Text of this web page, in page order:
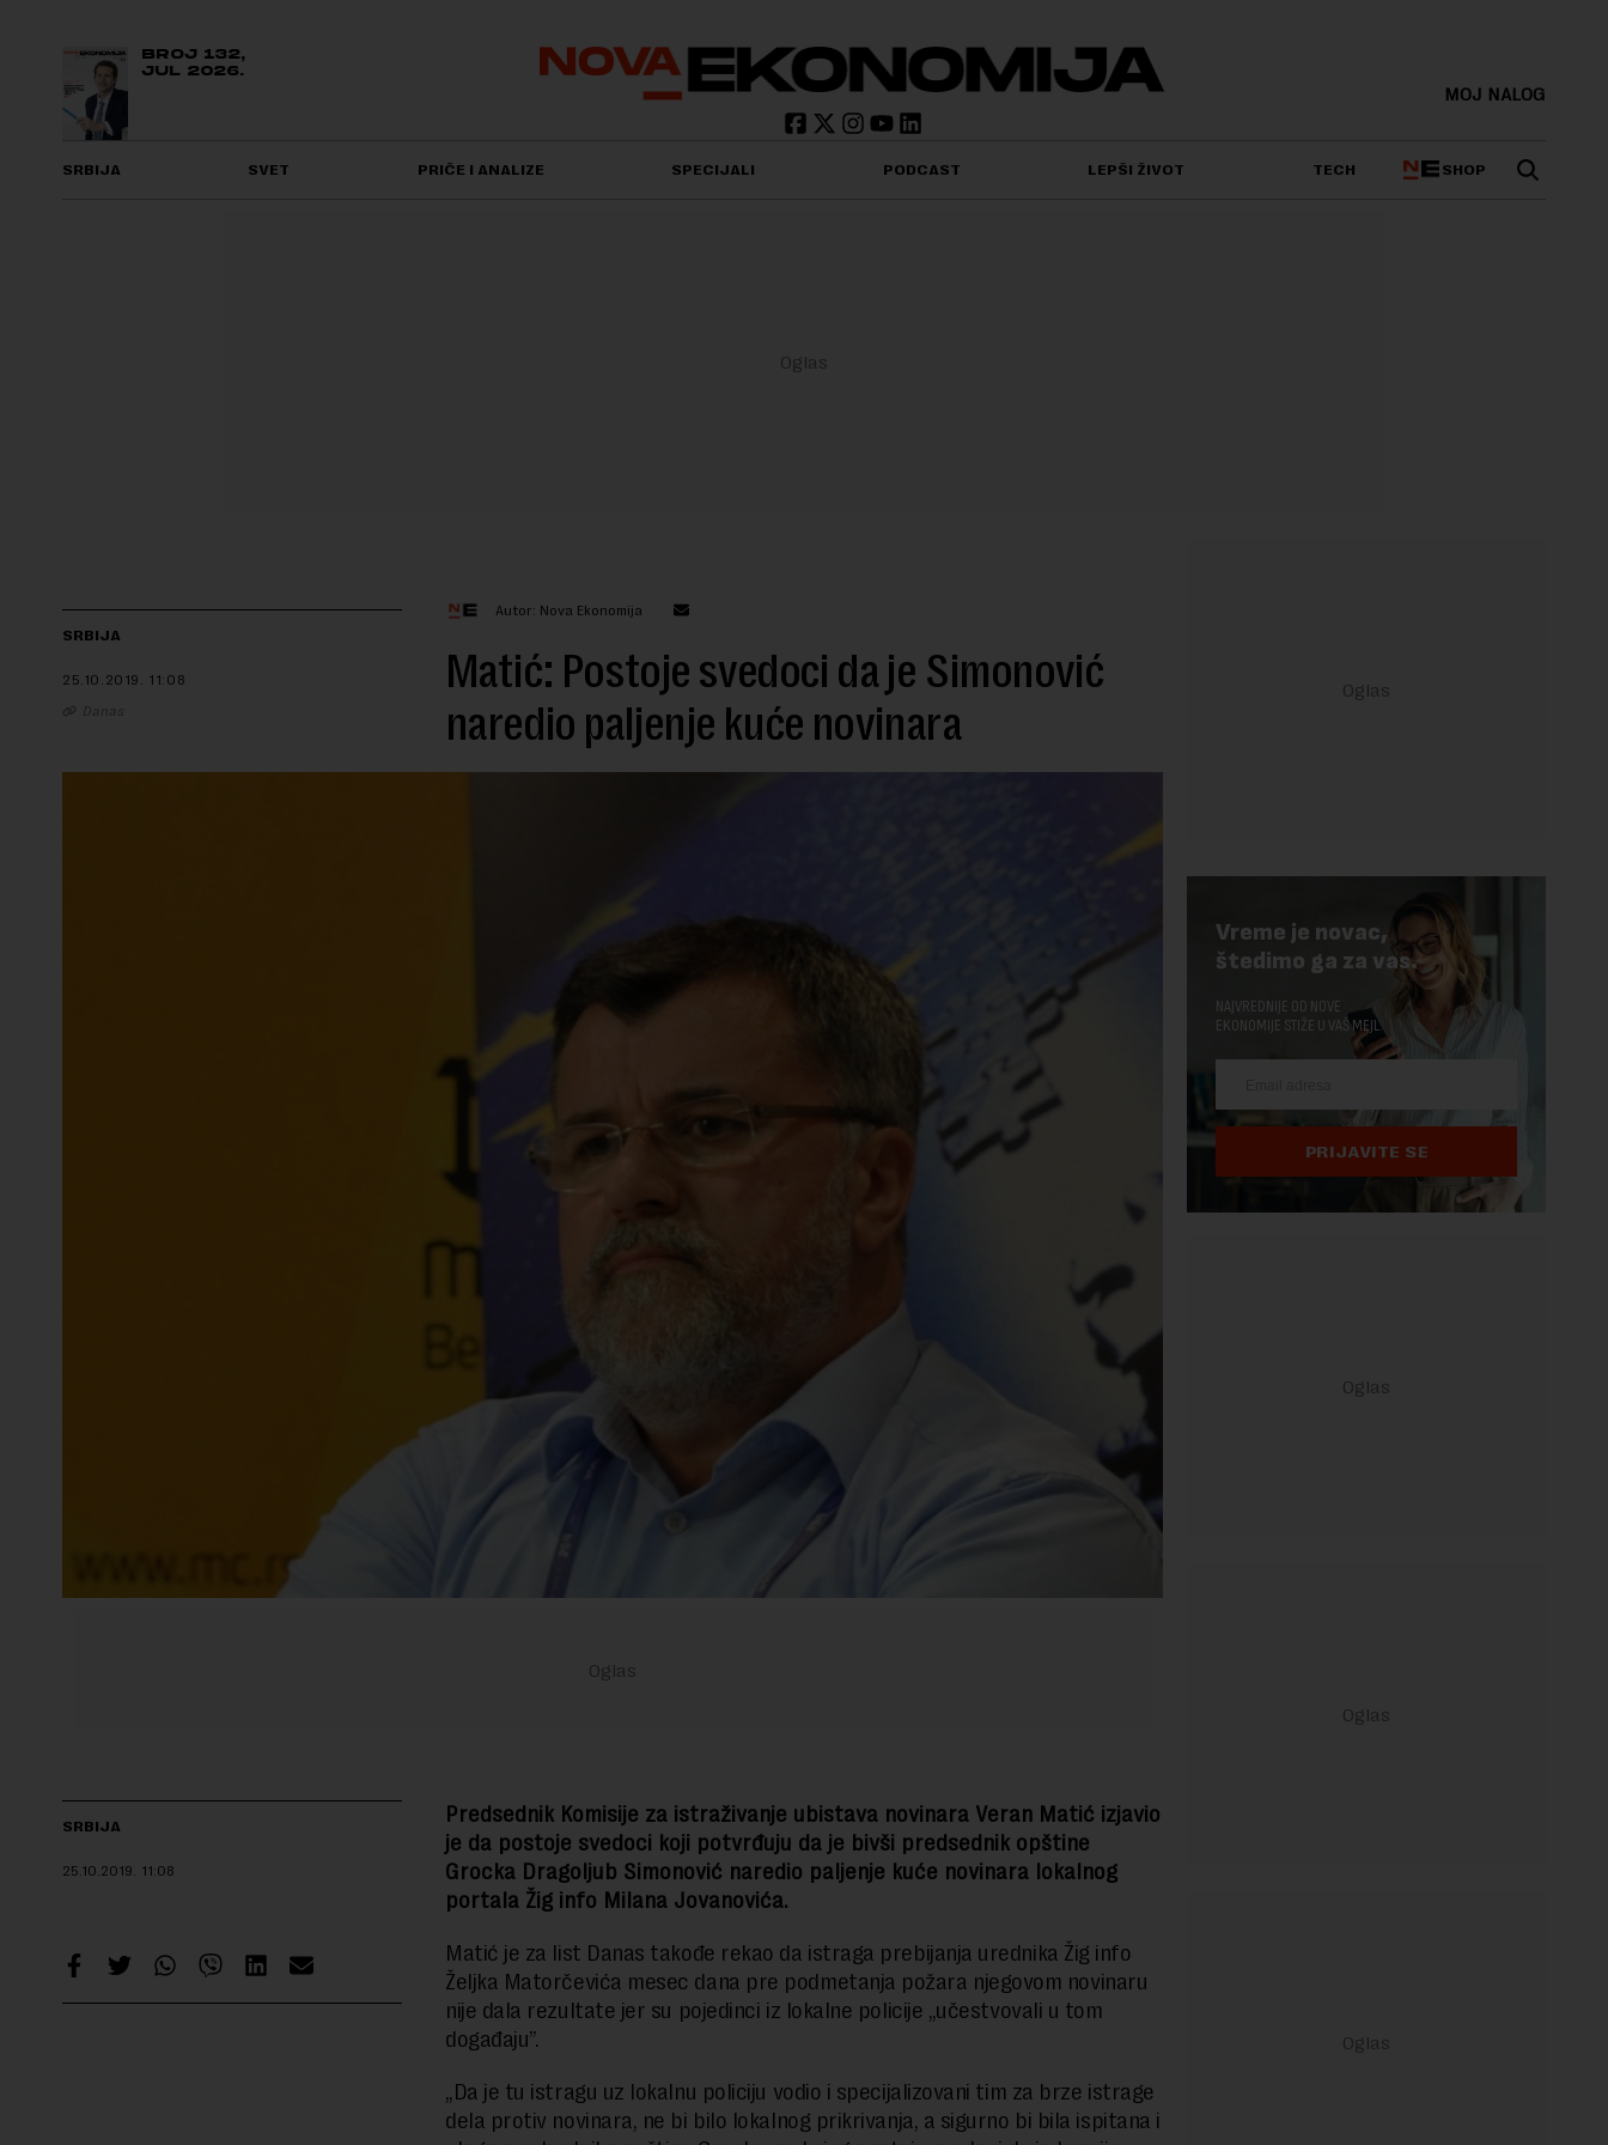
BROJ 132,
JUL 2026.
MOJ NALOG
SRBIJA SVET PRIČE I ANALIZE SPECIJALI PODCAST LEPŠI ŽIVOT TECH SHOP
SRBIJA
25.10.2019. 11:08
Danas
Autor: Nova Ekonomija
Matić: Postoje svedoci da je Simonović
naredio paljenje kuće novinara
SRBIJA
25.10.2019. 11:08
Predsednik Komisije za istraživanje ubistava novinara Veran Matić izjavio
je da postoje svedoci koji potvrđuju da je bivši predsednik opštine
Grocka Dragoljub Simonović naredio paljenje kuće novinara lokalnog
portala Žig info Milana Jovanovića.
Matić je za list Danas takođe rekao da istraga prebijanja urednika Žig info
Željka Matorčevića mesec dana pre podmetanja požara njegovom novinaru
nije dala rezultate jer su pojedinci iz lokalne policije „učestvovali u tom
događaju”.
„Da je tu istragu uz lokalnu policiju vodio i specijalizovani tim za brze istrage
dela protiv novinara, ne bi bilo lokalnog prikrivanja, a sigurno bi bila ispitana i
Vreme je novac,
štedimo ga za vas.
NAJVREDNIJE OD NOVE
EKONOMIJE STIŽE U VAŠ MEJL.
PRIJAVITE SE